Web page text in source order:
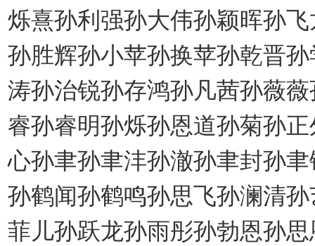
烁熹孙利强孙大伟孙颖晖孙
孙胜辉孙小苹孙换苹孙乾晋
涛孙治锐孙存鸿孙凡茜孙薇
睿孙睿明孙烁孙恩道孙菊孙
心孙聿孙聿沣孙澈孙聿封孙
孙鹤闻孙鹤鸣孙思飞孙澜清
菲儿孙跃龙孙雨彤孙勃恩孙